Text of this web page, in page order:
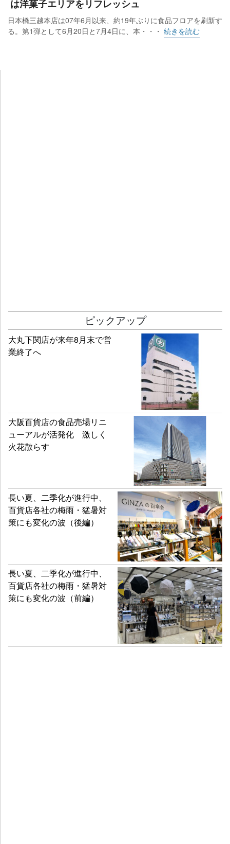
は洋菓子エリアをリフレッシュ
日本橋三越本店は07年6月以来、約19年ぶりに食品フロアを刷新す
る。第1弾として6月20日と7月4日に、本・・・ 続きを読む
ピックアップ
大丸下関店が来年8月末で営
業終了へ
大阪百貨店の食品売場リニ
ューアルが活発化 激しく
火花散らす
長い夏、二季化が進行中、
百貨店各社の梅雨・猛暑対
策にも変化の波（後編）
長い夏、二季化が進行中、
百貨店各社の梅雨・猛暑対
策にも変化の波（前編）